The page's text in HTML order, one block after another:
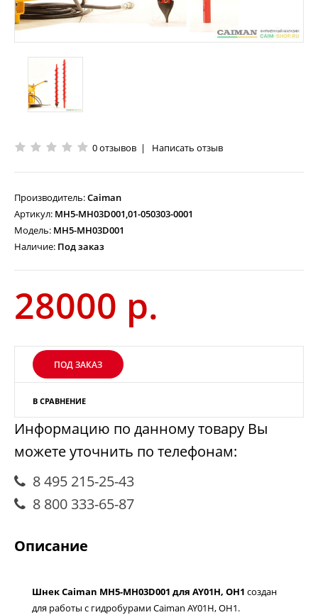
0 отзывов | Написать отзыв
Производитель:Caiman
Артикул: MH5-MH03D001,01-050303-0001
Модель: MH5-MH03D001
Наличие: Под заказ
28000 р.
ПОД ЗАКАЗ
В СРАВНЕНИЕ
Информацию по данному товару Вы
можете уточнить по телефонам:
8 495 215-25-43
8 800 333-65-87
Описание
Шнек Caiman MH5-MH03D001 для AY01H, OH1 создан
для работы с гидробурами Caiman AY01H, OH1.